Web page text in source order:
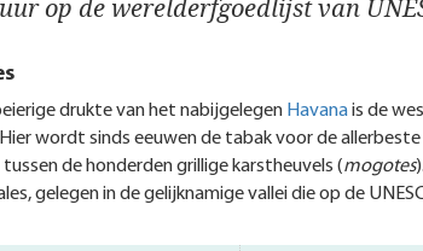
op de werelderfgoedlijst van
drukte van het nabijgelegen Havanais de
wordt sinds eeuwen de tabak voor de
de honderden grillige karstheuvels (mogotes
gelegen in de gelijknamige vallei die op de